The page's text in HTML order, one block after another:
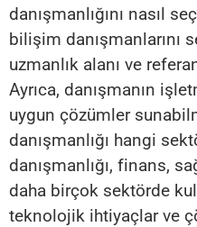
danışmanlığını nasıl
bilişim danışmanlarını
uzmanlık alanı ve
Ayrıca, danışmanın
uygun çözümler
danışmanlığı hangi
danışmanlığı, finans,
daha birçok sektörde
teknolojik ihtiyaçlar ve